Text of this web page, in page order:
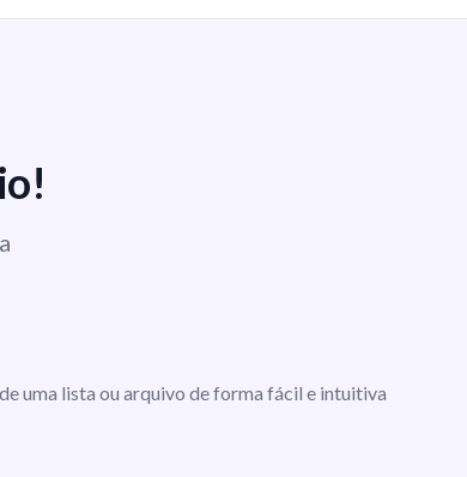
uma lista ou arquivo de forma fácil e intuitiva